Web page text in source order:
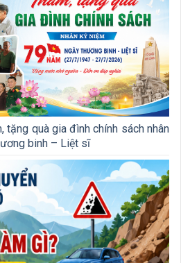
tặng quà gia đình chính sách nhân
binh – Liệt sĩ